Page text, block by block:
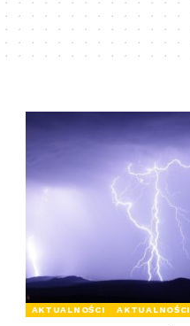
AKTUALNOŚCI AKTUALNOŚCI